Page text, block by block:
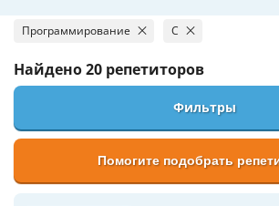
Программирование C
Найдено20 репетиторов
Фильтры
Помогите подобрать